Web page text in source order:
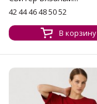
42 44 46 48 50 52
В корзину